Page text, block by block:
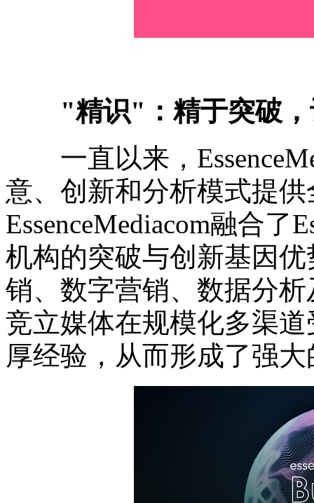
"精识"：精于突破
一直以来，
意、创新和分析模式提
EssenceMediacom融合了
机构的突破与创新基因优
销、数字营销、数据分
竞立媒体在规模化多渠
厚经验，从而形成了强